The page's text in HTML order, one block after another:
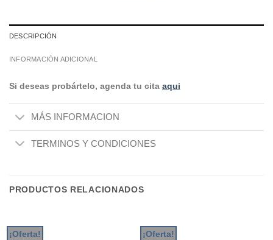
DESCRIPCIÓN
INFORMACIÓN ADICIONAL
Si deseas probártelo, agenda tu cita aqui
MÁS INFORMACION
TERMINOS Y CONDICIONES
PRODUCTOS RELACIONADOS
¡Oferta! ¡Oferta!